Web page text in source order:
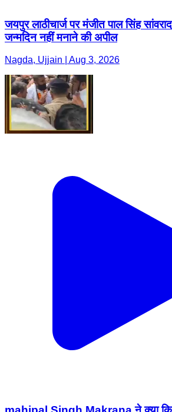
जयपुर लाठीचार्ज पर मंजीत पाल सिंह
जन्मदिन नहीं मनाने की अपील
Nagda, Ujjain | Aug 3, 2026